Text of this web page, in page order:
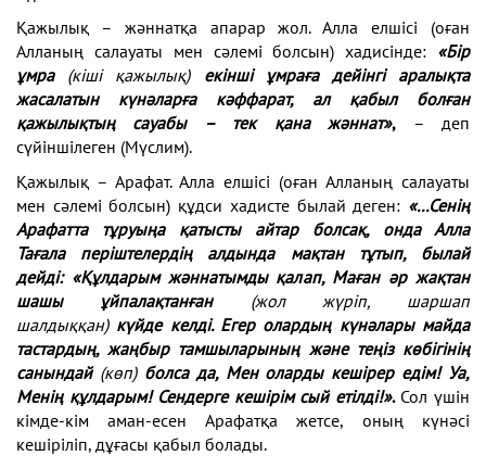
Қажылық – жәннатқа апарар жол. Алла елшісі (оған
Алланың салауаты мен сәлемі болсын) хадисінде: «Бір
ұмра(кіші қажылық) екінші ұмраға дейінгі аралықта
жасалатын күнәларға кәффарат, ал қабыл болған
қажылықтың сауабы – тек қана жәннат», – деп
сүйіншілеген (Мүслим).
Қажылық – Арафат. Алла елшісі (оған Алланың салауаты
мен сәлемі болсын) құдси хадисте былай деген: «...Сенің
Арафатта тұруыңа қатысты айтар болсақ, онда Алла
Тағала періштелердің алдында мақтан тұтып, былай
дейді: «Құлдарым жәннатымды қалап, Маған әр жақтан
шашы ұйпалақтанған(жол жүріп, шаршап
шалдыққан) күйде келді. Егер олардың күнәлары майда
тастардың, жаңбыр тамшыларының және теңіз көбігінің
санындай(көп) болса да, Мен оларды кешірер едім! Уа,
Менің құлдарым! Сендерге кешірім сый етілді!».Сол үшін
кімде-кім аман-есен Арафатқа жетсе, оның күнәсі
кешіріліп, дұғасы қабыл болады.